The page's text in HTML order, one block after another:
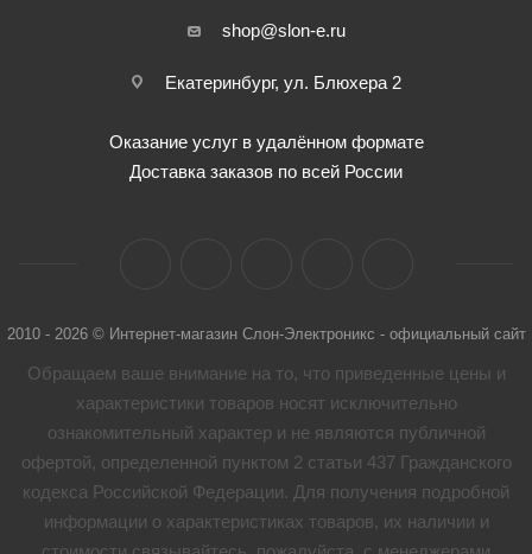
shop@slon-e.ru
Екатеринбург, ул. Блюхера 2
Оказание услуг в удалённом формате
Доставка заказов по всей России
2010 - 2026 © Интернет-магазин Слон-Электроникс - официальный сайт
Обращаем ваше внимание на то, что приведенные цены и
характеристики товaров носят исключительно
ознакомительный характер и не являются публичной
офертой, определенной пунктом 2 статьи 437 Гражданского
кодекса Российской Федерации. Для получения подробной
информации о характеристиках товaров, их наличии и